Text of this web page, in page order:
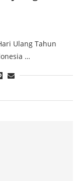
Ulang Tahun
…